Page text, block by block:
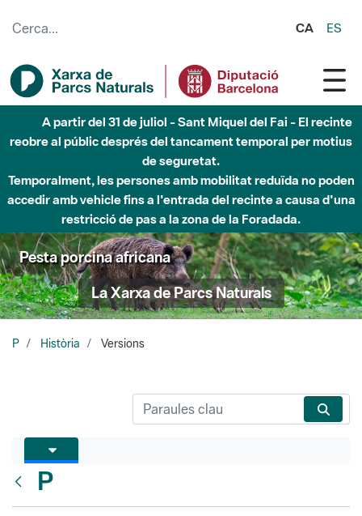
CA ES
A partir del 31 de juliol - Sant Miquel del Fai - El recinte
reobre al públic després del tancament temporal per motius
de seguretat.
Temporalment, les persones amb mobilitat reduïda no poden
accedir amb vehicle fins a l'entrada del recinte a causa d'una
restricció de pas a la zona de la Foradada.
Pesta porcina africana
La Xarxa de Parcs Naturals
P Història Versions
P